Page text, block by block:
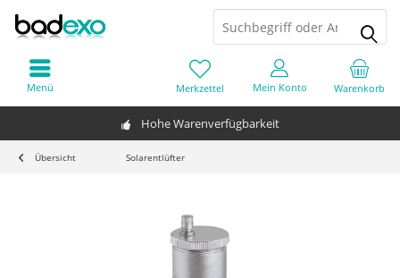
Hohe Warenverfügbarkeit
Warenkorb
Merkzettel Mein Konto
Menü
Übersicht Solarentlüfter